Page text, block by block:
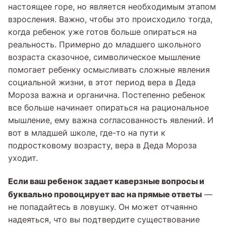
настоящее горе, но является необходимым этапом
взросления. Важно, чтобы это происходило тогда,
когда ребенок уже готов больше опираться на
реальность. Примерно до младшего школьного
возраста сказочное, символическое мышление
помогает ребенку осмысливать сложные явления
социальной жизни, в этот период вера в Деда
Мороза важна и органична. Постепенно ребенок
все больше начинает опираться на рациональное
мышление, ему важна согласованность явлений. И
вот в младшей школе, где-то на пути к
подростковому возрасту, вера в Деда Мороза
уходит.
Если ваш ребенок задает каверзные вопросы и
буквально провоцирует вас на прямые ответы —
не попадайтесь в ловушку. Он может отчаянно
надеяться, что вы подтвердите существование